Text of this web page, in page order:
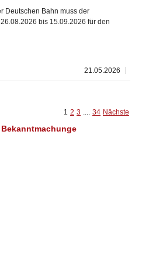
Deutschen Bahn muss der
bis 15.09.2026 für den
21.05.2026
1 2 3 .... 34 Nächste